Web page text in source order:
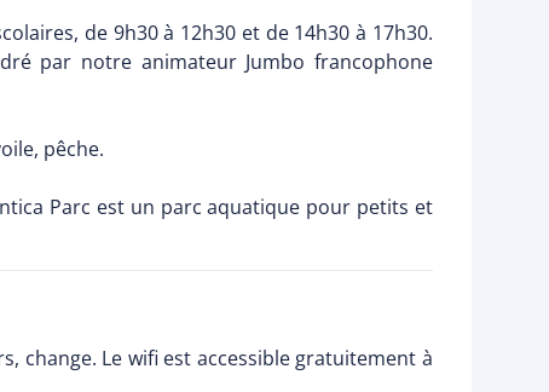
de 9h30 à 12h30 et de 14h30 à 17h30.
par notre animateur Jumbo francophone
pêche.
Parc est un parc aquatique pour petits et
change. Le wifi est accessible gratuitement à